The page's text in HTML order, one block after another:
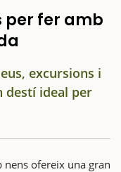
per fer amb
excursions i
destí ideal per
nens ofereix una gran